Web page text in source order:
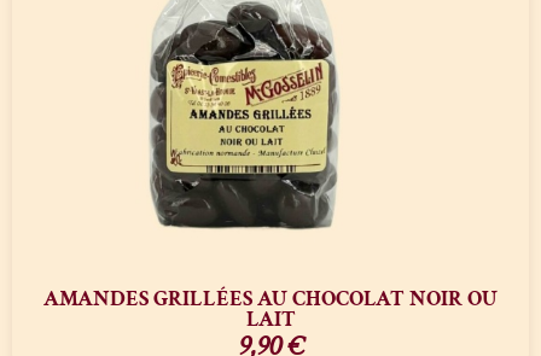
AMANDES GRILLÉES AU CHOCOLAT NOIR OU
LAIT
9,90€